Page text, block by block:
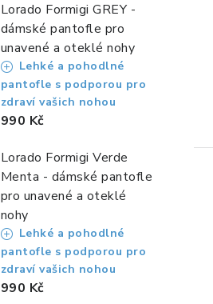
Lorado Formigi GREY -
dámské pantofle pro
unavené a oteklé nohy
Lehké a pohodlné
pantofle s podporou pro
zdraví vašich nohou
990 Kč
Lorado Formigi Verde
Menta - dámské pantofle
pro unavené a oteklé
nohy
Lehké a pohodlné
pantofle s podporou pro
zdraví vašich nohou
990 Kč